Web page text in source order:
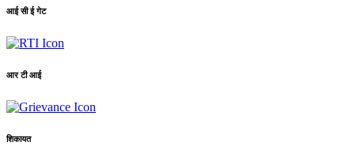
आई सी ई गेट
आर टी आई
शिकायत